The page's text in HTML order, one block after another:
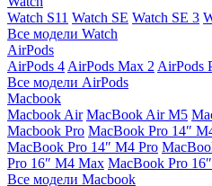
Watch S11 Watch SE Watch SE 3
Все модели Watch
AirPods
AirPods 4 AirPods Max 2 AirPods
Все модели AirPods
Macbook
Macbook Air MacBook Air M5
Macbook Pro MacBook Pro 14″
MacBook Pro 14″ M4 Pro
Pro 16″ M4 Max MacBook Pro
Все модели Macbook